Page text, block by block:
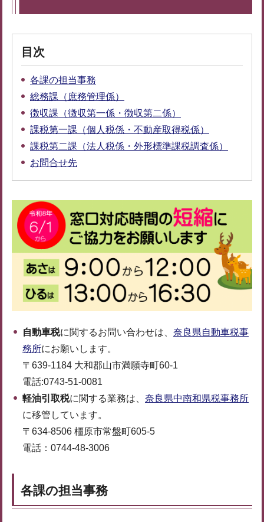
目次
各課の担当事務
総務課（庶務管理係）
徴収課（徴収第一係・徴収第二係）
課税第一課（個人税係・不動産取得税係）
課税第二課（法人税係・外形標準課税調査係）
お問合せ先
自動車税に関するお問い合わせは、 奈良県自動車税事
務所にお願いします。
〒639-1184 大和郡山市満願寺町60-1
電話:0743-51-0081
軽油引取税に関する業務は、 奈良県中南和県税事務所
に移管しています。
〒634-8506 橿原市常盤町605-5
電話：0744-48-3006
各課の担当事務